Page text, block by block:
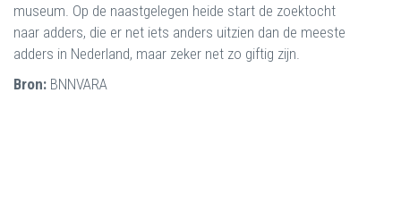
museum. Op de naastgelegen heide start de zoektocht
naar adders, die er net iets anders uitzien dan de meeste
adders in Nederland, maar zeker net zo giftig zijn.
Bron: BNNVARA